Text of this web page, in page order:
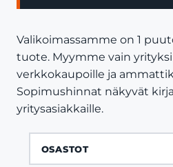
Valikoimassamme on 1
tuote. Myymme vain
verkkokaupoille ja
Sopimushinnat näkyvät
yritysasiakkaille.
OSASTOT